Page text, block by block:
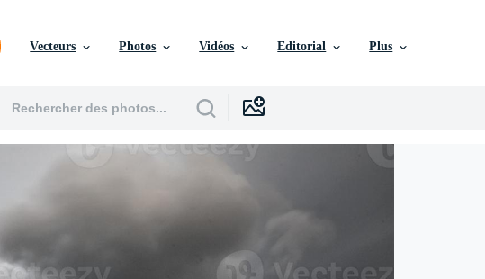
Vecteurs Photos Vidéos Editorial Plus